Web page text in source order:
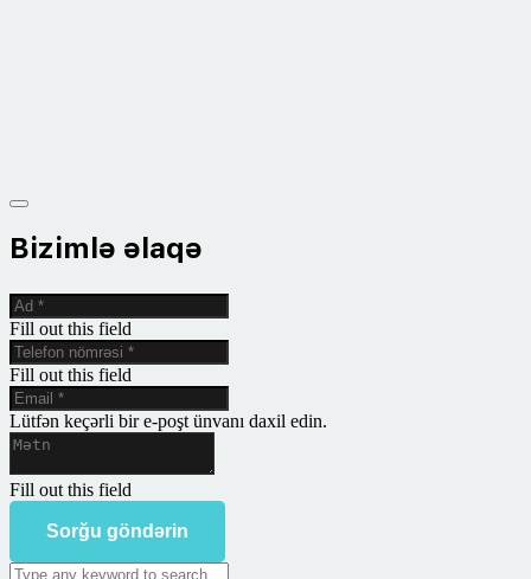
Bizimlə əlaqə
Fill out this field
Fill out this field
Lütfən keçərli bir e-poşt ünvanı daxil edin.
Fill out this field
Sorğu göndərin